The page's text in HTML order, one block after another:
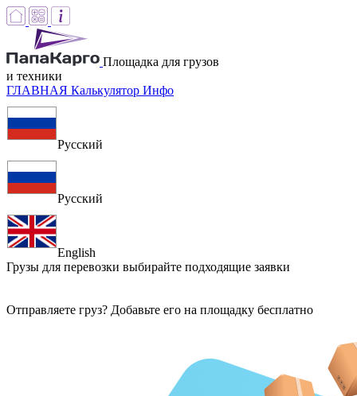
Площадка для грузов
и техники
ГЛАВНАЯ Калькулятор Инфо
Русский
Русский
English
Грузы для перевозки выбирайте подходящие заявки
Отправляете груз? Добавьте его на площадку бесплатно